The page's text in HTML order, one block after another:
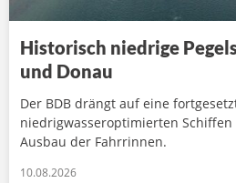
Historisch niedrige
und Donau
Der BDB drängt auf eine
niedrigwasseroptimierten
Ausbau der Fahrrinnen.
10.08.2026